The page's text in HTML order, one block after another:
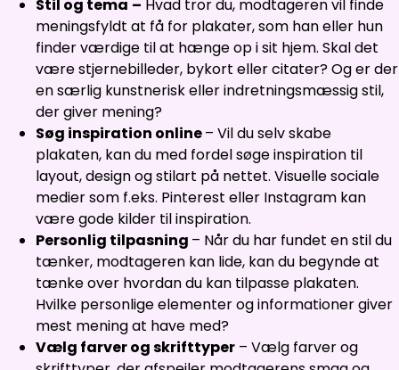
Stil og tema – Hvad tror du, modtageren vil finde
meningsfyldt at få for plakater, som han eller hun
finder værdige til at hænge op i sit hjem. Skal det
være stjernebilleder, bykort eller citater? Og er der
en særlig kunstnerisk eller indretningsmæssig stil,
der giver mening?
Søg inspiration online– Vil du selv skabe
plakaten, kan du med fordel søge inspiration til
layout, design og stilart på nettet. Visuelle sociale
medier som f.eks. Pinterest eller Instagram kan
være gode kilder til inspiration.
Personlig tilpasning – Når du har fundet en stil du
tænker, modtageren kan lide, kan du begynde at
tænke over hvordan du kan tilpasse plakaten.
Hvilke personlige elementer og informationer giver
mest mening at have med?
Vælg farver og skrifttyper – Vælg farver og